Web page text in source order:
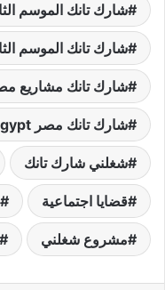
شارك تانك الموسم
شارك تانك الموسم
شارك تانك مشاريع
شارك تانك مصر Shark Tank Egypt
شغلني شارك تانك
قضايا اجتماعية
مشروع شغلني